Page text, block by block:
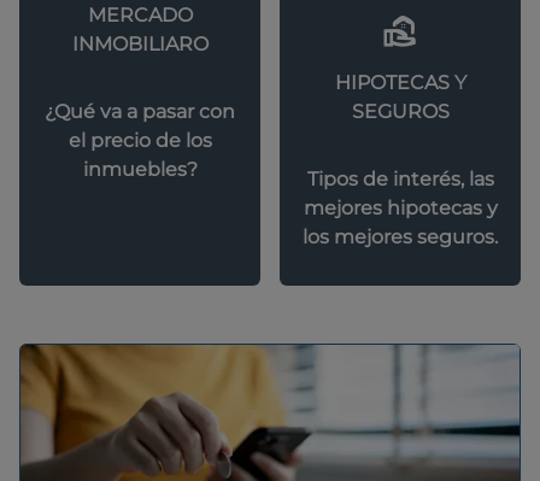
MERCADO
INMOBILIARO
¿Qué va a pasar con
el precio de los
inmuebles?
HIPOTECAS Y
SEGUROS
Tipos de interés, las
mejores hipotecas y
los mejores seguros.